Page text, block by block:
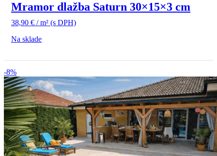
Mramor dlažba Saturn 30×15×3 cm
38,90 € / m² (s DPH)
Na sklade
-8%